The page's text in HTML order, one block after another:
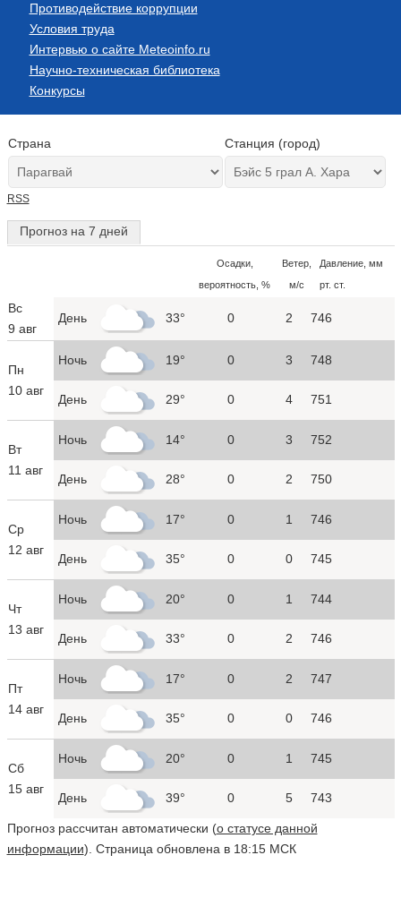
Противодействие коррупции
Условия труда
Интервью о сайте Meteoinfo.ru
Научно-техническая библиотека
Конкурсы
Страна Станция (город)
RSS
Прогноз на 7 дней
Осадки,
вероятность, %
Ветер,
м/с
Давление, мм
рт. ст.
Вс
9 авг
День 33° 0 2 746
Пн
10 авг
Ночь 19° 0 3 748
День 29° 0 4 751
Вт
11 авг
Ночь 14° 0 3 752
День 28° 0 2 750
Ср
12 авг
Ночь 17° 0 1 746
День 35° 0 0 745
Чт
13 авг
Ночь 20° 0 1 744
День 33° 0 2 746
Пт
14 авг
Ночь 17° 0 2 747
День 35° 0 0 746
Сб
15 авг
Ночь 20° 0 1 745
День 39° 0 5 743
Прогноз рассчитан автоматически (о статусе данной
информации). Страница обновлена в 18:15 МСК